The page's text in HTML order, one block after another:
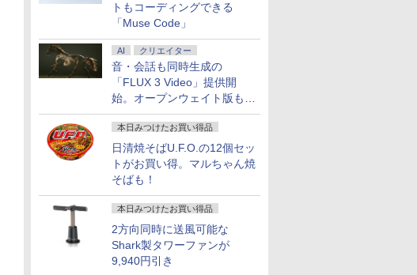
トもコーディングできる
「Muse Code」
AI クリエイター
音・会話も同時生成の
「FLUX 3 Video」提供開
始。オープンウェイト版も計
画
本日みつけたお買い得品
日清焼そばU.F.O.の12個セッ
トがお買い得。マルちゃん焼
そばも！
本日みつけたお買い得品
2方向同時に送風可能な
Shark製タワーファンが
9,940円引き